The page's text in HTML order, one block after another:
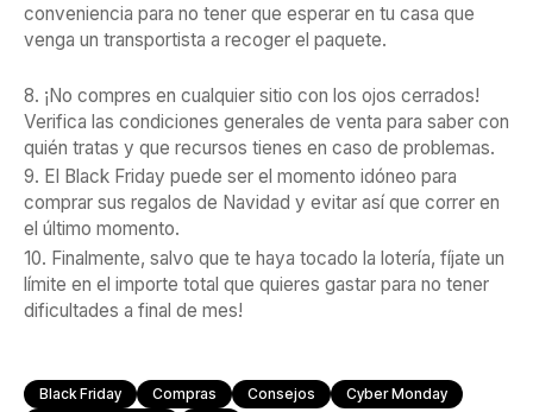
conveniencia para no tener que esperar en tu casa que
venga un transportista a recoger el paquete.
8. ¡No compres en cualquier sitio con los ojos cerrados!
Verifica las condiciones generales de venta para saber con
quién tratas y que recursos tienes en caso de problemas.
9. El Black Friday puede ser el momento idóneo para
comprar sus regalos de Navidad y evitar así que correr en
el último momento.
10. Finalmente, salvo que te haya tocado la lotería, fíjate un
límite en el importe total que quieres gastar para no tener
dificultades a final de mes!
Black Friday Compras Consejos
Cyber Monday